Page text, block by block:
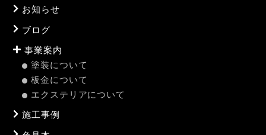
お知らせ
ブログ
事業案内
塗装について
板金について
エクステリアについて
施工事例